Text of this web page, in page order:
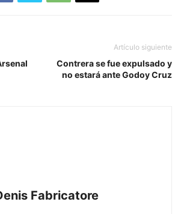
Artículo siguiente
Contrera se fue expulsado y
no estará ante Godoy Cruz
Fabricatore